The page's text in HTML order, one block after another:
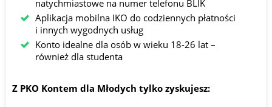
natychmiastowe na numer telefonu BLIK
Aplikacja mobilna IKO do codziennych płatności
i innych wygodnych usług
Konto idealne dla osób w wieku 18-26 lat –
również dla studenta
Z PKO Kontem dla Młodych tylko zyskujesz: